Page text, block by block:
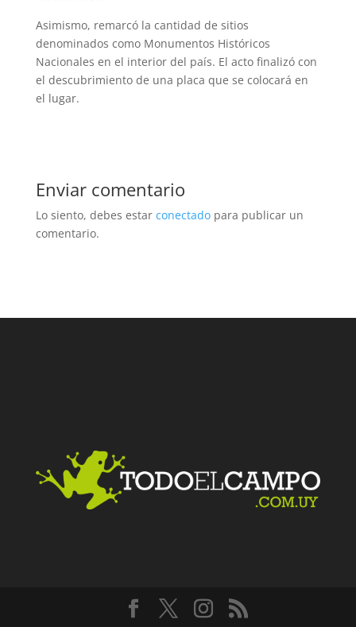
Asimismo, remarcó la cantidad de sitios
denominados como Monumentos Históricos
Nacionales en el interior del país. El acto finalizó con
el descubrimiento de una placa que se colocará en
el lugar.
Enviar comentario
Lo siento, debes estar conectadopara publicar un
comentario.
Facebook